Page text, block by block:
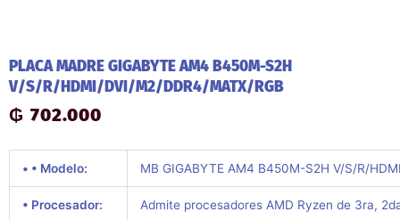
PLACA MADRE GIGABYTE AM4 B450M-S2H
V/S/R/HDMI/DVI/M2/DDR4/MATX/RGB
₲ 702.000
• • Modelo: MB GIGABYTE AM4 B450M-S2H V/S/R/
• Procesador:
Admite procesadores AMD Ryzen de 3ra,